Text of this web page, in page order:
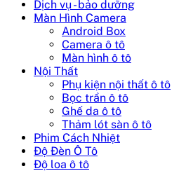
Dịch vụ - bảo dưỡng
Màn Hình Camera
Android Box
Camera ô tô
Màn hình ô tô
Nội Thất
Phụ kiện nội thất ô tô
Bọc trần ô tô
Ghế da ô tô
Thảm lót sàn ô tô
Phim Cách Nhiệt
Độ Đèn Ô Tô
Độ loa ô tô